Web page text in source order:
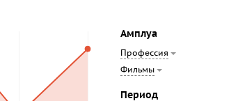
Амплуа
Профессия
Фильмы
Период